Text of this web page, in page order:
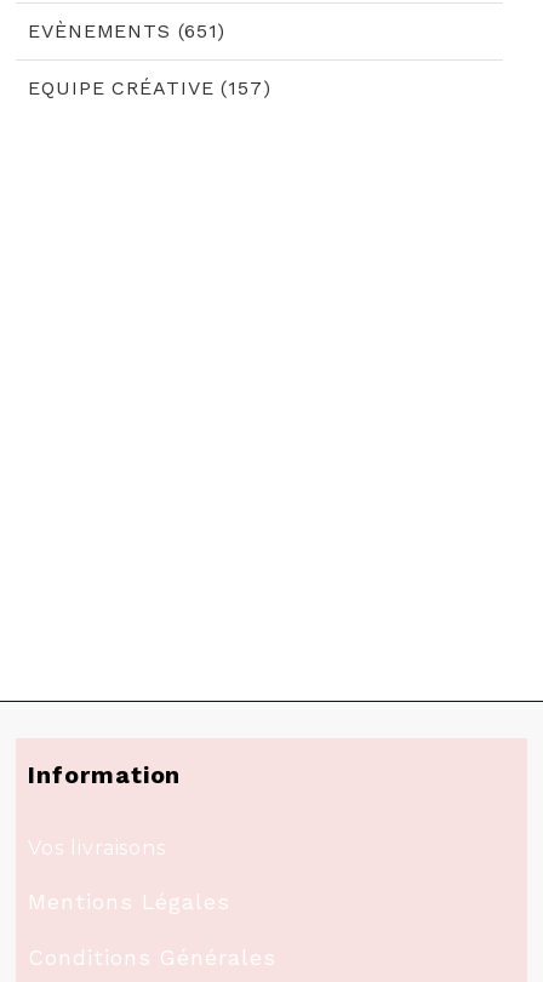
EVÈNEMENTS (651)
EQUIPE CRÉATIVE (157)
Information
Vos livraisons
Mentions Légales
Conditions Générales